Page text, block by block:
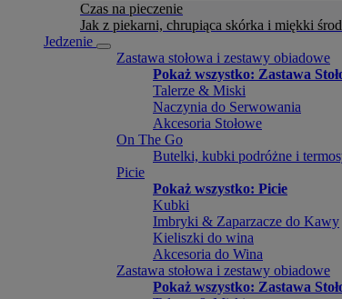
Czas na pieczenie
Jak z piekarni, chrupiąca skórka i miękki
Jedzenie
Zastawa stołowa i zestawy obiadowe
Pokaż wszystko: Zastawa
Talerze & Miski
Naczynia do Serwowania
Akcesoria Stołowe
On The Go
Butelki, kubki podróżne i
Picie
Pokaż wszystko: Picie
Kubki
Imbryki & Zaparzacze do Kawy
Kieliszki do wina
Akcesoria do Wina
Zastawa stołowa i zestawy obiadowe
Pokaż wszystko: Zastawa